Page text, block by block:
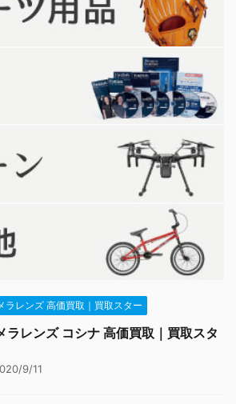
ラレンズ 高価買取｜買取スター
ラレンズ コシナ 高価買取｜買取スタ
9/11